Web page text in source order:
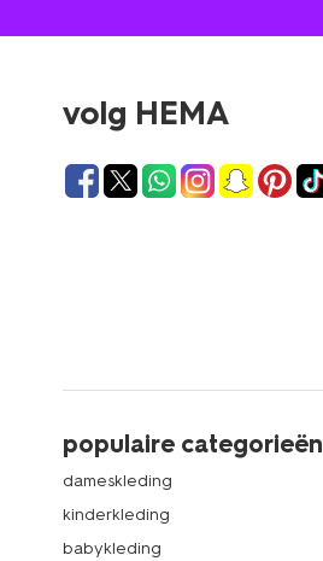
volg HEMA
populaire categorieën
dameskleding
kinderkleding
babykleding